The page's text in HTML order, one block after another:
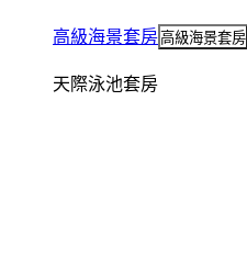
高級海景套房 高級海景套房
天際泳池套房